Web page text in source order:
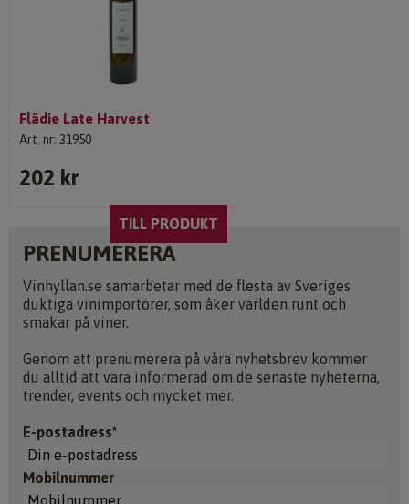
Flädie Late Harvest
Art. nr: 31950
202 kr
TILL PRODUKT
PRENUMERERA
Vinhyllan.se samarbetar med de flesta av Sveriges
duktiga vinimportörer, som åker världen runt och
smakar på viner.
Genom att prenumerera på våra nyhetsbrev kommer
du alltid att vara informerad om de senaste nyheterna,
trender, events och mycket mer.
E-postadress*
Mobilnummer